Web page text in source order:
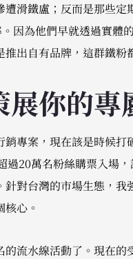
滑鐵盧；反而是那些
為他們早就透過實體
出自有品牌，這群鐵粉
你的專
專案，現在該是時候
20萬名粉絲購票入場
對台灣的市場生態，
心。
的流水線活動了。現在